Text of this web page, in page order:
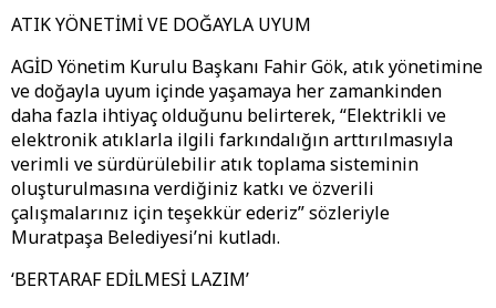
ATIK YÖNETİMİ VE DOĞAYLA UYUM
AGİD Yönetim Kurulu Başkanı Fahir Gök, atık yönetimine
ve doğayla uyum içinde yaşamaya her zamankinden
daha fazla ihtiyaç olduğunu belirterek, “Elektrikli ve
elektronik atıklarla ilgili farkındalığın arttırılmasıyla
verimli ve sürdürülebilir atık toplama sisteminin
oluşturulmasına verdiğiniz katkı ve özverili
çalışmalarınız için teşekkür ederiz” sözleriyle
Muratpaşa Belediyesi’ni kutladı.
‘BERTARAF EDİLMESİ LAZIM’